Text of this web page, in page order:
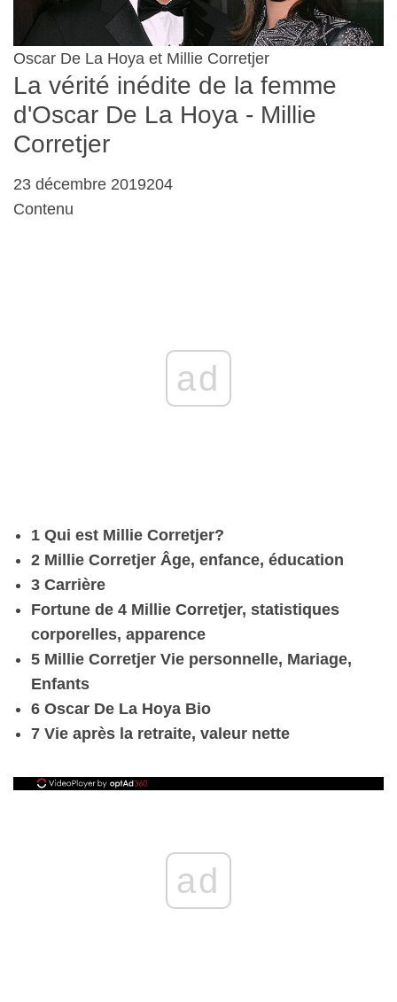
Oscar De La Hoya et Millie Corretjer
La vérité inédite de la femme
d'Oscar De La Hoya - Millie
Corretjer
23 décembre 2019204
Contenu
ad
1 Qui est Millie Corretjer?
2 Millie Corretjer Âge, enfance, éducation
3 Carrière
Fortune de 4 Millie Corretjer, statistiques
corporelles, apparence
5 Millie Corretjer Vie personnelle, Mariage,
Enfants
6 Oscar De La Hoya Bio
7 Vie après la retraite, valeur nette
ad